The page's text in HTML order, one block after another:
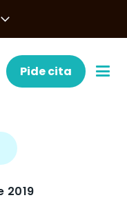
Pide cita
2019